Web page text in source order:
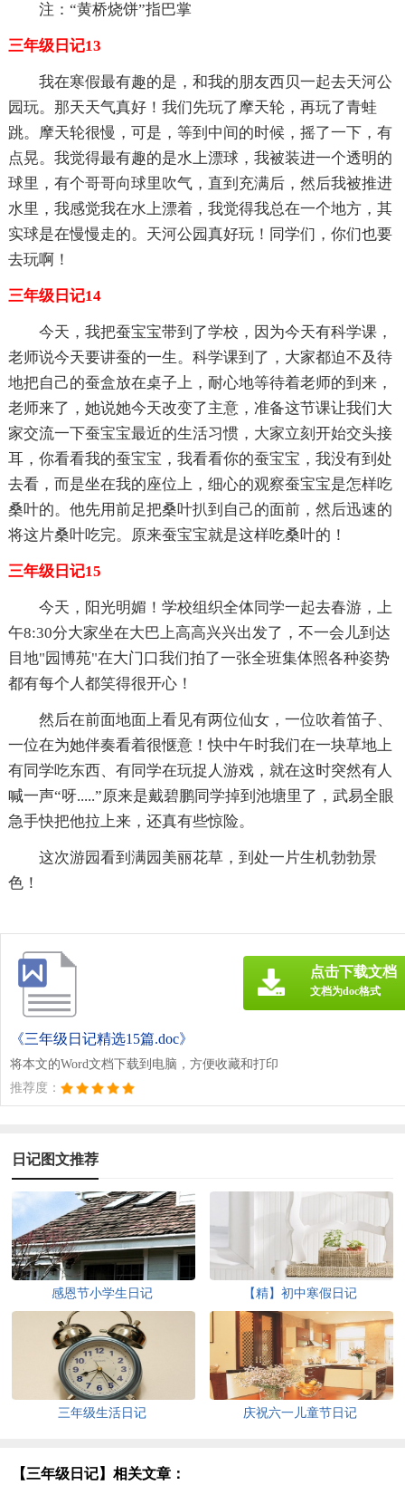
注：“黄桥烧饼”指巴掌
三年级日记13
我在寒假最有趣的是，和我的朋友西贝一起去天河公
园玩。那天天气真好！我们先玩了摩天轮，再玩了青蛙
跳。摩天轮很慢，可是，等到中间的时候，摇了一下，有
点晃。我觉得最有趣的是水上漂球，我被装进一个透明的
球里，有个哥哥向球里吹气，直到充满后，然后我被推进
水里，我感觉我在水上漂着，我觉得我总在一个地方，其
实球是在慢慢走的。天河公园真好玩！同学们，你们也要
去玩啊！
三年级日记14
今天，我把蚕宝宝带到了学校，因为今天有科学课，
老师说今天要讲蚕的一生。科学课到了，大家都迫不及待
地把自己的蚕盒放在桌子上，耐心地等待着老师的到来，
老师来了，她说她今天改变了主意，准备这节课让我们大
家交流一下蚕宝宝最近的生活习惯，大家立刻开始交头接
耳，你看看我的蚕宝宝，我看看你的蚕宝宝，我没有到处
去看，而是坐在我的座位上，细心的观察蚕宝宝是怎样吃
桑叶的。他先用前足把桑叶扒到自己的面前，然后迅速的
将这片桑叶吃完。原来蚕宝宝就是这样吃桑叶的！
三年级日记15
今天，阳光明媚！学校组织全体同学一起去春游，上
午8:30分大家坐在大巴上高高兴兴出发了，不一会儿到达
目地"园博苑"在大门口我们拍了一张全班集体照各种姿势
都有每个人都笑得很开心！
然后在前面地面上看见有两位仙女，一位吹着笛子、
一位在为她伴奏看着很惬意！快中午时我们在一块草地上
有同学吃东西、有同学在玩捉人游戏，就在这时突然有人
喊一声“呀.....”原来是戴碧鹏同学掉到池塘里了，武易全眼
急手快把他拉上来，还真有些惊险。
这次游园看到满园美丽花草，到处一片生机勃勃景
色！
《三年级日记精选15篇.doc》
将本文的Word文档下载到电脑，方便收藏和打印
推荐度：
点击下载文档
文档为doc格式
日记图文推荐
感恩节小学生日记 【精】初中寒假日记
三年级生活日记 庆祝六一儿童节日记
【三年级日记】相关文章：